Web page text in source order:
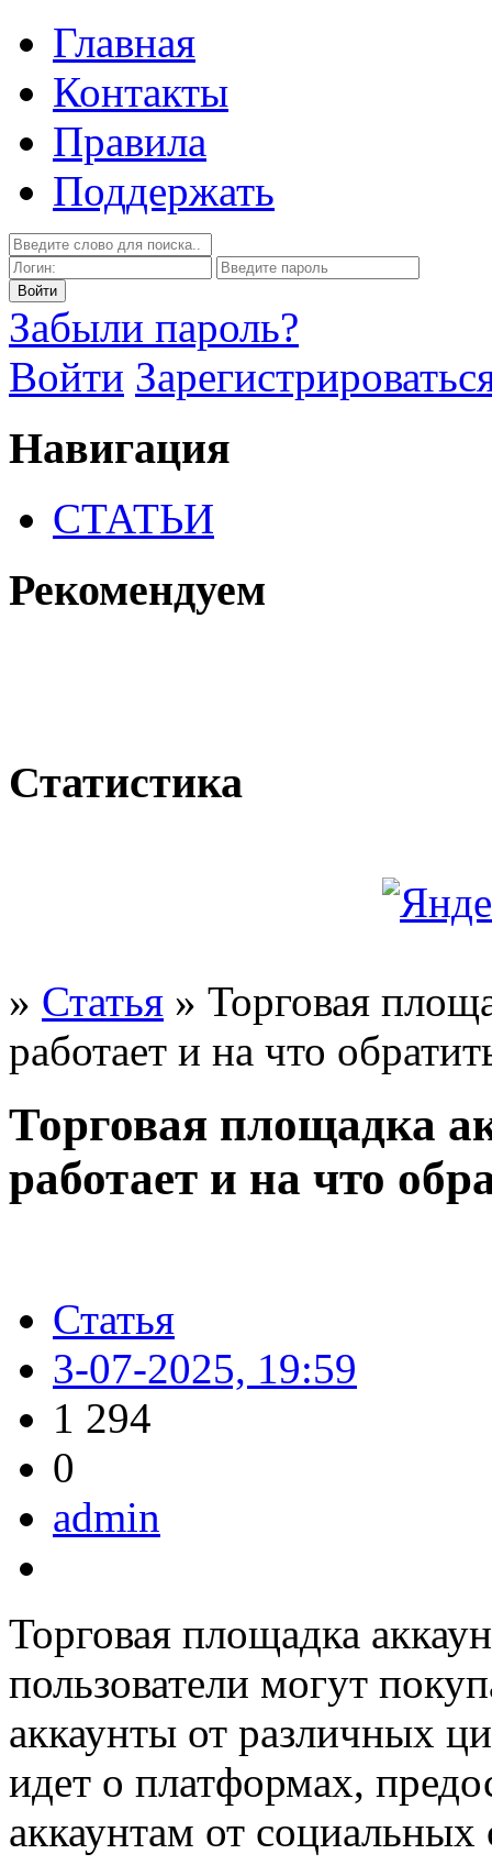
Главная
Контакты
Правила
Поддержать
Забыли пароль?
Войти
Навигация
СТАТЬИ
Рекомендуем
Статистика
» Статья » Торговая
работает и на что
Торговая площадка
работает и на что
Статья
3-07-2025, 19:59
1 294
0
admin
Торговая площадка
пользователи могут
аккаунты от различных
идет о платформах,
аккаунтам от социальных